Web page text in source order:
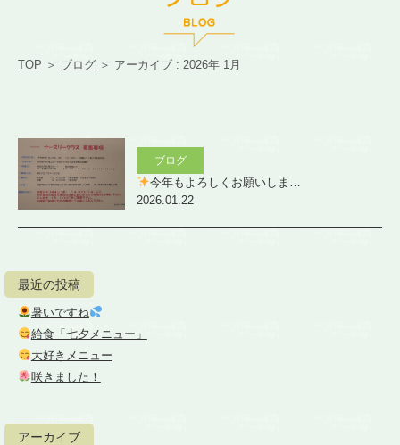
TOP ＞ ブログ ＞ アーカイブ : 2026年 1月
ブログ
今年もよろしくお願いしま…
2026.01.22
最近の投稿
暑いですね
給食「七夕メニュー」
大好きメニュー
咲きました！
アーカイブ